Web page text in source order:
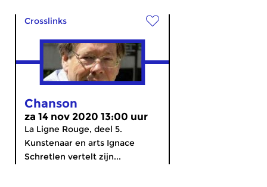
Crosslinks
Chanson
za 14 nov 2020 13:00 uur
La Ligne Rouge, deel 5.
Kunstenaar en arts Ignace
Schretlen vertelt zijn...